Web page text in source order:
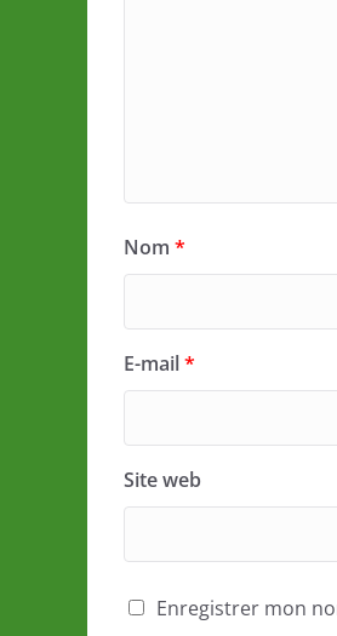
Nom *
E-mail*
Site web
Enregistrer mon